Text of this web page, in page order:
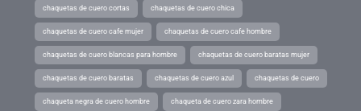
chaquetas de cuero cortas chaquetas de cuero chica
chaquetas de cuero cafe mujer chaquetas de cuero cafe hombre
chaquetas de cuero blancas para hombre chaquetas de cuero baratas mujer
chaquetas de cuero baratas chaquetas de cuero azul chaquetas de cuero
chaqueta negra de cuero hombre chaqueta de cuero zara hombre